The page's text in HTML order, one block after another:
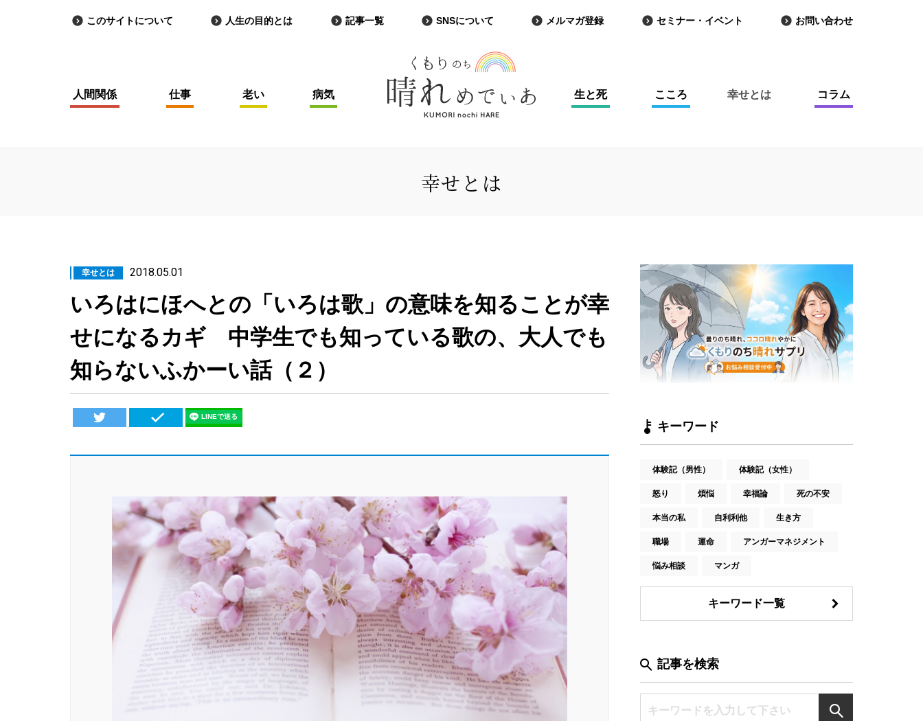
このサイトについて 人生の目的とは 記事一覧 SNSについて メルマガ登録 セミナー・イベント お問い合わせ
人間関係 仕事 老い 病気 生と死 こころ 幸せとは コラム
幸せとは
幸せとは 2018.05.01
いろはにほへとの「いろは歌」の意味を知ることが幸
せになるカギ 中学生でも知っている歌の、大人でも
知らないふかーい話（２）
キーワード
体験記（男性） 体験記（女性）
怒り 煩悩 幸福論 死の不安
本当の私 自利利他 生き方
職場 運命 アンガーマネジメント
悩み相談 マンガ
キーワード一覧
記事を検索